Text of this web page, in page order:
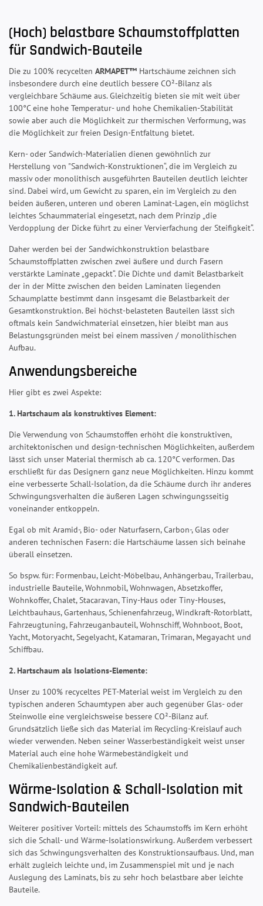
(Hoch) belastbare Schaumstoffplatten
für Sandwich-Bauteile
Die zu 100% recycelten ARMAPET™ Hartschäume zeichnen sich
insbesondere durch eine deutlich bessere CO²-Bilanz als
vergleichbare Schäume aus. Gleichzeitig bieten sie mit weit über
100°C eine hohe Temperatur- und hohe Chemikalien-Stabilität
sowie aber auch die Möglichkeit zur thermischen Verformung, was
die Möglichkeit zur freien Design-Entfaltung bietet.
Kern- oder Sandwich-Materialien dienen gewöhnlich zur
Herstellung von "Sandwich-Konstruktionen“, die im Vergleich zu
massiv oder monolithisch ausgeführten Bauteilen deutlich leichter
sind. Dabei wird, um Gewicht zu sparen, ein im Vergleich zu den
beiden äußeren, unteren und oberen Laminat-Lagen, ein möglichst
leichtes Schaummaterial eingesetzt, nach dem Prinzip „die
Verdopplung der Dicke führt zu einer Vervierfachung der Steifigkeit“.
Daher werden bei der Sandwichkonstruktion belastbare
Schaumstoffplatten zwischen zwei äußere und durch Fasern
verstärkte Laminate „gepackt“. Die Dichte und damit Belastbarkeit
der in der Mitte zwischen den beiden Laminaten liegenden
Schaumplatte bestimmt dann insgesamt die Belastbarkeit der
Gesamtkonstruktion. Bei höchst-belasteten Bauteilen lässt sich
oftmals kein Sandwichmaterial einsetzen, hier bleibt man aus
Belastungsgründen meist bei einem massiven / monolithischen
Aufbau.
Anwendungsbereiche
Hier gibt es zwei Aspekte:
1. Hartschaum als konstruktives Element:
Die Verwendung von Schaumstoffen erhöht die konstruktiven,
architektonischen und design-technischen Möglichkeiten, außerdem
lässt sich unser Material thermisch ab ca. 120°C verformen. Das
erschließt für das Designern ganz neue Möglichkeiten. Hinzu kommt
eine verbesserte Schall-Isolation, da die Schäume durch ihr anderes
Schwingungsverhalten die äußeren Lagen schwingungsseitig
voneinander entkoppeln.
Egal ob mit Aramid-, Bio- oder Naturfasern, Carbon-, Glas oder
anderen technischen Fasern: die Hartschäume lassen sich beinahe
überall einsetzen.
So bspw. für: Formenbau, Leicht-Möbelbau, Anhängerbau, Trailerbau,
industrielle Bauteile, Wohnmobil, Wohnwagen, Absetzkoffer,
Wohnkoffer, Chalet, Stacaravan, Tiny-Haus oder Tiny-Houses,
Leichtbauhaus, Gartenhaus, Schienenfahrzeug, Windkraft-Rotorblatt,
Fahrzeugtuning, Fahrzeuganbauteil, Wohnschiff, Wohnboot, Boot,
Yacht, Motoryacht, Segelyacht, Katamaran, Trimaran, Megayacht und
Schiffbau.
2. Hartschaum als Isolations-Elemente:
Unser zu 100% recyceltes PET-Material weist im Vergleich zu den
typischen anderen Schaumtypen aber auch gegenüber Glas- oder
Steinwolle eine vergleichsweise bessere CO²-Bilanz auf.
Grundsätzlich ließe sich das Material im Recycling-Kreislauf auch
wieder verwenden. Neben seiner Wasserbeständigkeit weist unser
Material auch eine hohe Wärmebeständigkeit und
Chemikalienbeständigkeit auf.
Wärme-Isolation & Schall-Isolation mit
Sandwich-Bauteilen
Weiterer positiver Vorteil: mittels des Schaumstoffs im Kern erhöht
sich die Schall- und Wärme-Isolationswirkung. Außerdem verbessert
sich das Schwingungsverhalten des Konstruktionsaufbaus. Und, man
erhält zugleich leichte und, im Zusammenspiel mit und je nach
Auslegung des Laminats, bis zu sehr hoch belastbare aber leichte
Bauteile.